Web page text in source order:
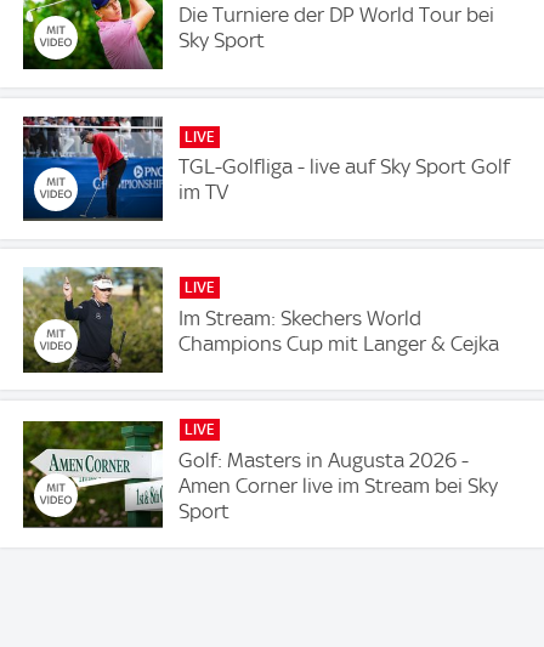
Die Turniere der DP World Tour bei
Sky Sport
LIVE
TGL-Golfliga - live auf Sky Sport Golf
im TV
LIVE
Im Stream: Skechers World
Champions Cup mit Langer & Cejka
LIVE
Golf: Masters in Augusta 2026 -
Amen Corner live im Stream bei Sky
Sport